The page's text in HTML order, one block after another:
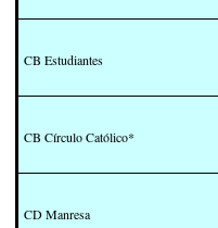
CB Estudiantes
CB Círculo Católico*
CD Manresa